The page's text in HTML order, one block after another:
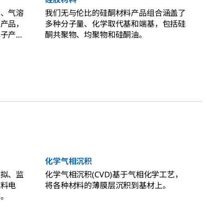
气溶
品，
产品
我们无与伦比的硅酮材料产品组合涵盖了
多种分子量、化学取代基和端基，包括硅
酮共聚物、均聚物和硅酮油。
、监
电
化学气相沉积
化学气相沉积(CVD)基于气相化学工艺，
将各种材料的薄膜层沉积到基材上。